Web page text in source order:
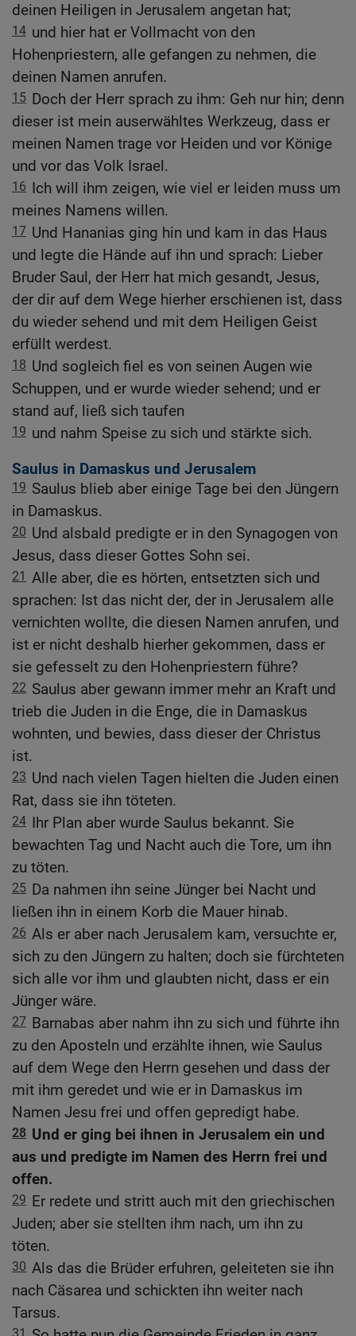
deinen Heiligen in Jerusalem angetan hat;
14 und hier hat er Vollmacht von den
Hohenpriestern, alle gefangen zu nehmen, die
deinen Namen anrufen.
15 Doch der Herr sprach zu ihm: Geh nur hin; denn
dieser ist mein auserwähltes Werkzeug, dass er
meinen Namen trage vor Heiden und vor Könige
und vor das Volk Israel.
16 Ich will ihm zeigen, wie viel er leiden muss um
meines Namens willen.
17 Und Hananias ging hin und kam in das Haus
und legte die Hände auf ihn und sprach: Lieber
Bruder Saul, der Herr hat mich gesandt, Jesus,
der dir auf dem Wege hierher erschienen ist, dass
du wieder sehend und mit dem Heiligen Geist
erfüllt werdest.
18 Und sogleich fiel es von seinen Augen wie
Schuppen, und er wurde wieder sehend; und er
stand auf, ließ sich taufen
19 und nahm Speise zu sich und stärkte sich.
Saulus in Damaskus und Jerusalem
19 Saulus blieb aber einige Tage bei den Jüngern
in Damaskus.
20 Und alsbald predigte er in den Synagogen von
Jesus, dass dieser Gottes Sohn sei.
21 Alle aber, die es hörten, entsetzten sich und
sprachen: Ist das nicht der, der in Jerusalem alle
vernichten wollte, die diesen Namen anrufen, und
ist er nicht deshalb hierher gekommen, dass er
sie gefesselt zu den Hohenpriestern führe?
22 Saulus aber gewann immer mehr an Kraft und
trieb die Juden in die Enge, die in Damaskus
wohnten, und bewies, dass dieser der Christus
ist.
23 Und nach vielen Tagen hielten die Juden einen
Rat, dass sie ihn töteten.
24 Ihr Plan aber wurde Saulus bekannt. Sie
bewachten Tag und Nacht auch die Tore, um ihn
zu töten.
25 Da nahmen ihn seine Jünger bei Nacht und
ließen ihn in einem Korb die Mauer hinab.
26 Als er aber nach Jerusalem kam, versuchte er,
sich zu den Jüngern zu halten; doch sie fürchteten
sich alle vor ihm und glaubten nicht, dass er ein
Jünger wäre.
27 Barnabas aber nahm ihn zu sich und führte ihn
zu den Aposteln und erzählte ihnen, wie Saulus
auf dem Wege den Herrn gesehen und dass der
mit ihm geredet und wie er in Damaskus im
Namen Jesu frei und offen gepredigt habe.
28 Und er ging bei ihnen in Jerusalem ein und
aus und predigte im Namen des Herrn frei und
offen.
29 Er redete und stritt auch mit den griechischen
Juden; aber sie stellten ihm nach, um ihn zu
töten.
30 Als das die Brüder erfuhren, geleiteten sie ihn
nach Cäsarea und schickten ihn weiter nach
Tarsus.